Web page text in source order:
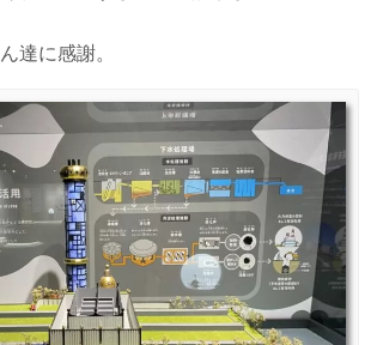
達に感謝。